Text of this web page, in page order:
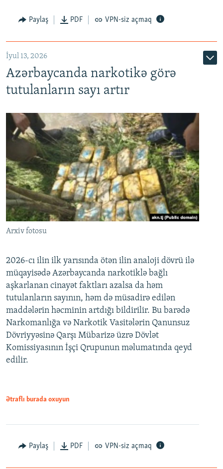
Paylaş PDF VPN-siz açmaq
İyul 13, 2026
Azərbaycanda narkotikə görə
tutulanların sayı artır
Arxiv fotosu
2026-cı ilin ilk yarısında ötən ilin analoji dövrü ilə
müqayisədə Azərbaycanda narkotiklə bağlı
aşkarlanan cinayət faktları azalsa da həm
tutulanların sayının, həm də müsadirə edilən
maddələrin həcminin artdığı bildirilir. Bu barədə
Narkomanlığa və Narkotik Vasitələrin Qanunsuz
Dövriyyəsinə Qarşı Mübarizə üzrə Dövlət
Komissiyasının İşçi Qrupunun məlumatında qeyd
edilir.
Ətraflı burada oxuyun
Paylaş PDF VPN-siz açmaq